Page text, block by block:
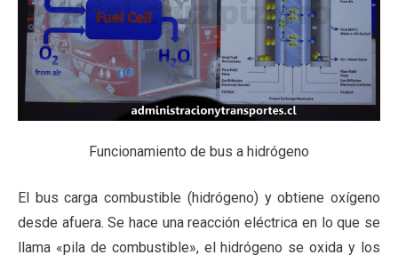
Funcionamiento de bus a hidrógeno
El bus carga combustible (hidrógeno) y obtiene oxígeno
desde afuera. Se hace una reacción eléctrica en lo que se
llama «pila de combustible», el hidrógeno se oxida y los